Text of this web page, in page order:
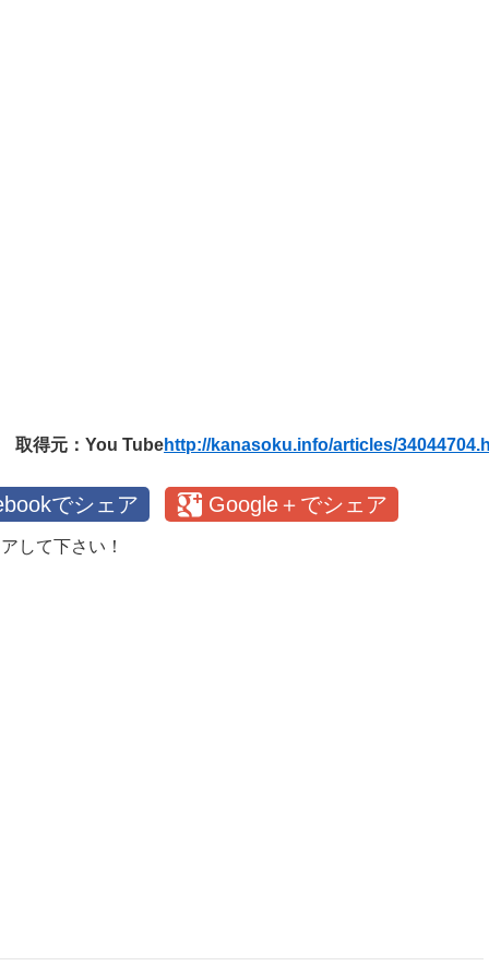
取得元：You Tubehttp://kanasoku.info/articles/
でシェア Google＋でシェア
して下さい！